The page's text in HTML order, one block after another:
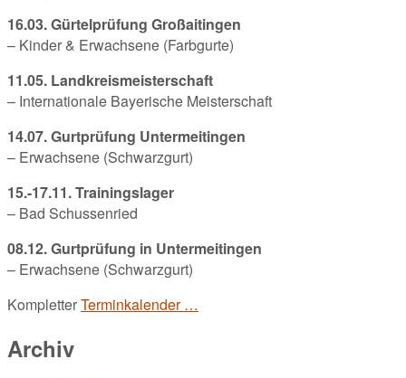
16.03. Gürtelprüfung Großaitingen
– Kinder & Erwachsene (Farbgurte)
11.05. Landkreismeisterschaft
– Internationale Bayerische Meisterschaft
14.07. Gurtprüfung Untermeitingen
– Erwachsene (Schwarzgurt)
15.-17.11. Trainingslager
– Bad Schussenried
08.12. Gurtprüfung in Untermeitingen
– Erwachsene (Schwarzgurt)
KompletterTerminkalender …
Archiv